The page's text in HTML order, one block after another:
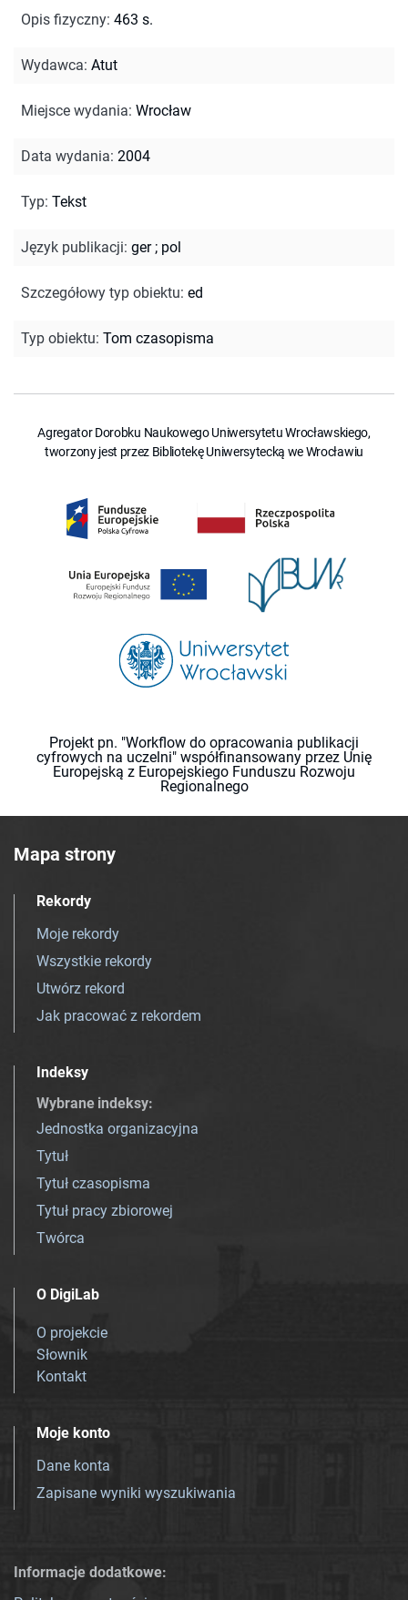
Opis fizyczny: 463 s.
Wydawca: Atut
Miejsce wydania: Wrocław
Data wydania: 2004
Typ: Tekst
Język publikacji: ger; pol
Szczegółowy typ obiektu: ed
Typ obiektu: Tom czasopisma
Agregator Dorobku Naukowego Uniwersytetu Wrocławskiego,
tworzony jest przez Bibliotekę Uniwersytecką we Wrocławiu
Projekt pn. "Workflow do opracowania publikacji
cyfrowych na uczelni" współfinansowany przez Unię
Europejską z Europejskiego Funduszu Rozwoju
Regionalnego
Mapa strony
Rekordy
Moje rekordy
Wszystkie rekordy
Utwórz rekord
Jak pracować z rekordem
Indeksy
Wybrane indeksy:
Jednostka organizacyjna
Tytuł
Tytuł czasopisma
Tytuł pracy zbiorowej
Twórca
O DigiLab
O projekcie
Słownik
Kontakt
Moje konto
Dane konta
Zapisane wyniki wyszukiwania
Informacje dodatkowe: